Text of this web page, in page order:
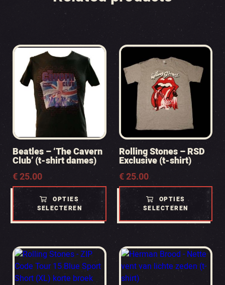
Beatles – ‘The Cavern
Club’ (t-shirt dames)
€25.00
OPTIES
SELECTEREN
Rolling Stones – RSD
Exclusive (t-shirt)
€25.00
OPTIES
SELECTEREN